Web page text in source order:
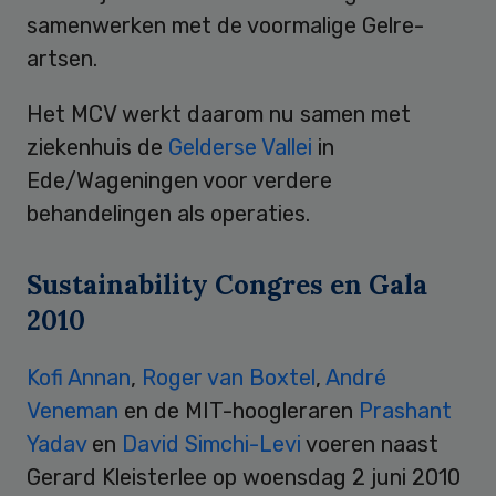
samenwerken met de voormalige Gelre-
artsen.
Het MCV werkt daarom nu samen met
ziekenhuis de Gelderse Vallei in
Ede/Wageningen voor verdere
behandelingen als operaties.
Sustainability Congres en Gala
2010
Kofi Annan, Roger van Boxtel, André
Veneman en de MIT-hoogleraren Prashant
Yadav en David Simchi-Levi voeren naast
Gerard Kleisterlee op woensdag 2 juni 2010